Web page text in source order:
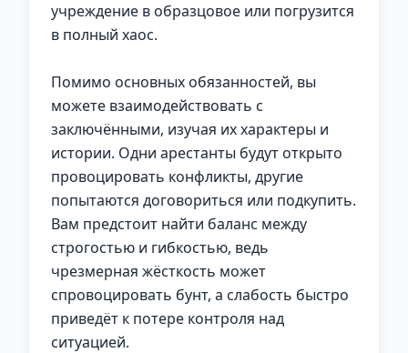
учреждение в образцовое или погрузится
в полный хаос.
Помимо основных обязанностей, вы
можете взаимодействовать с
заключёнными, изучая их характеры и
истории. Одни арестанты будут открыто
провоцировать конфликты, другие
попытаются договориться или подкупить.
Вам предстоит найти баланс между
строгостью и гибкостью, ведь
чрезмерная жёсткость может
спровоцировать бунт, а слабость быстро
приведёт к потере контроля над
ситуацией.